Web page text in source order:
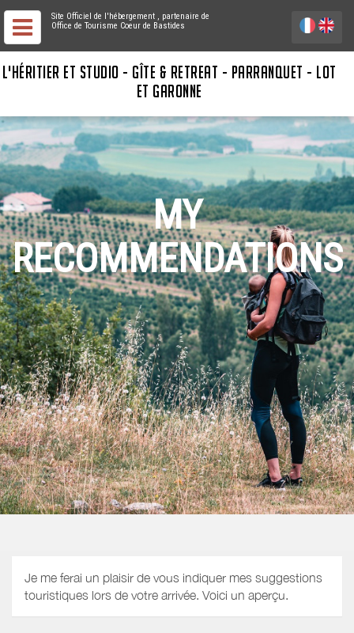
Site Officiel de l'hébergement , partenaire de
Office de Tourisme Coeur de Bastides
L'HÉRITIER ET STUDIO - GÎTE & RETREAT - PARRANQUET - LOT
ET GARONNE
MY
RECOMMENDATIONS
Je me ferai un plaisir de vous indiquer mes suggestions
touristiques lors de votre arrivée. Voici un aperçu.